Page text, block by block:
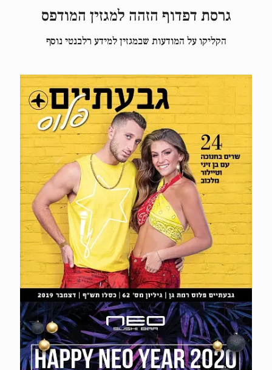
גרסת דפדוף הזהה למגזין המודפס
הקליקו על המודעות שבמגזין למידע רלבנטי נוסף